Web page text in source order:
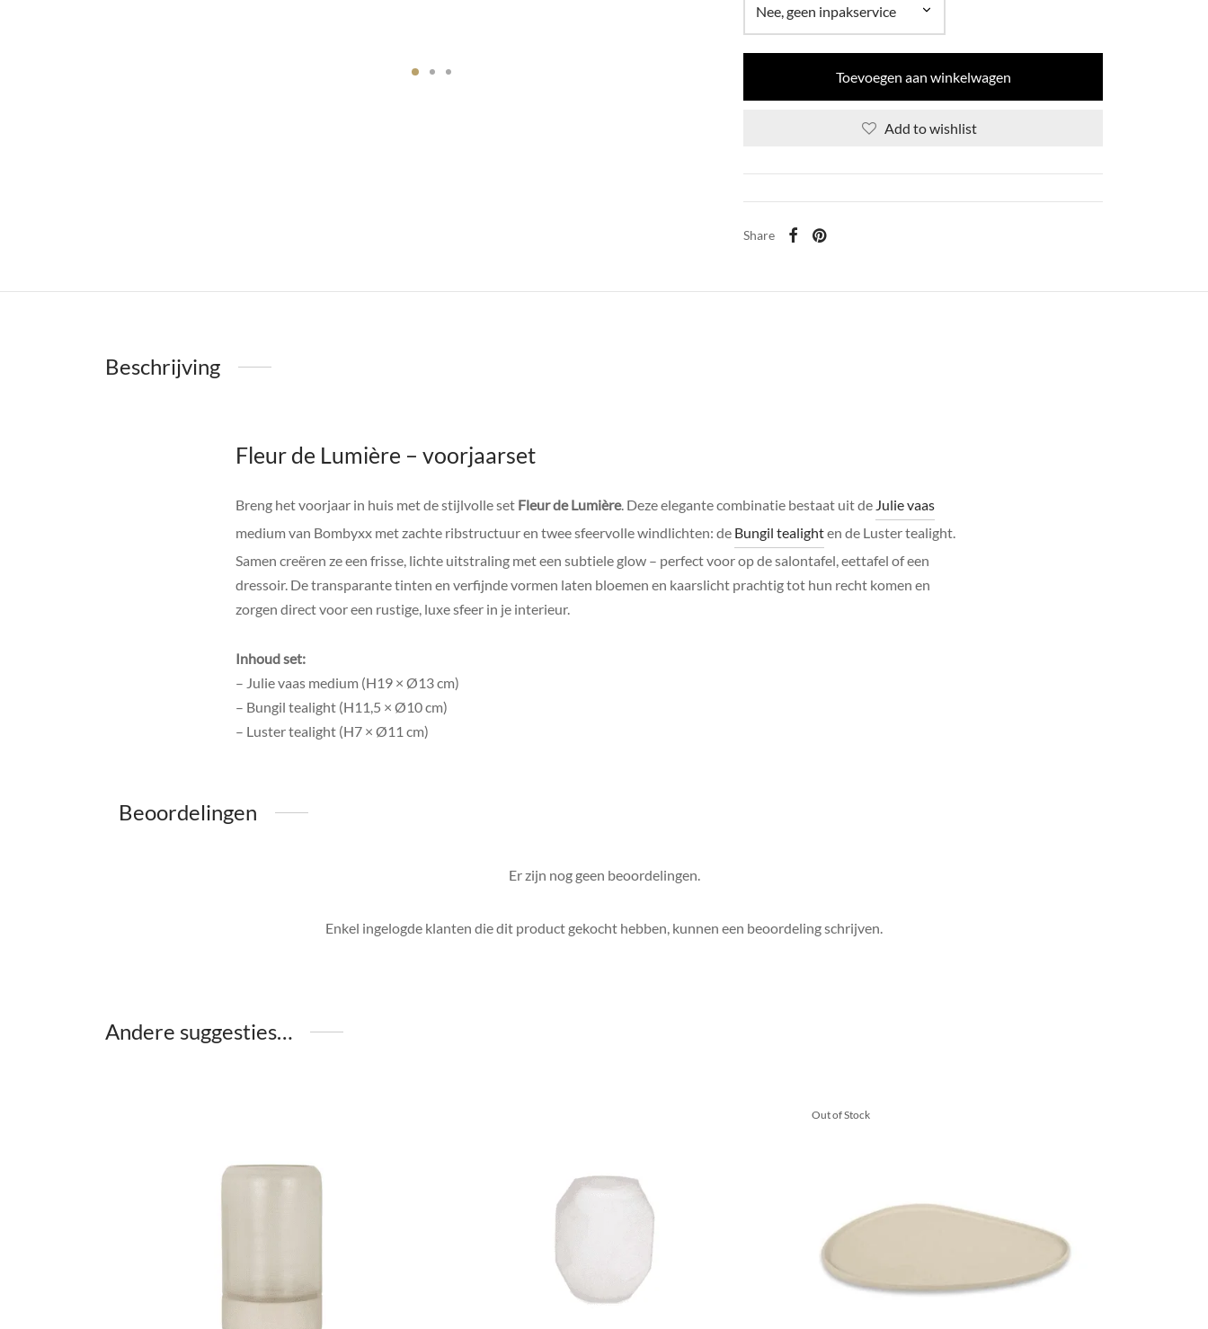
Toevoegen aan winkelwagen
Add to wishlist
Share
Beschrijving
Fleur de Lumière – voorjaarset
Breng het voorjaar in huis met de stijlvolle set Fleur de Lumière. Deze elegante combinatie bestaat uit de Julie vaas
medium van Bombyxx met zachte ribstructuur en twee sfeervolle windlichten: de Bungil tealighten de Luster tealight.
Samen creëren ze een frisse, lichte uitstraling met een subtiele glow – perfect voor op de salontafel, eettafel of een
dressoir. De transparante tinten en verfijnde vormen laten bloemen en kaarslicht prachtig tot hun recht komen en
zorgen direct voor een rustige, luxe sfeer in je interieur.
Inhoud set:
– Julie vaas medium (H19 × Ø13 cm)
– Bungil tealight (H11,5 × Ø10 cm)
– Luster tealight (H7 × Ø11 cm)
Beoordelingen
Er zijn nog geen beoordelingen.
Enkel ingelogde klanten die dit product gekocht hebben, kunnen een beoordeling schrijven.
Andere suggesties…
Out of Stock